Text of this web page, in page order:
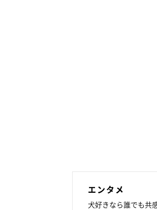
エンタメ
犬好きなら誰でも共